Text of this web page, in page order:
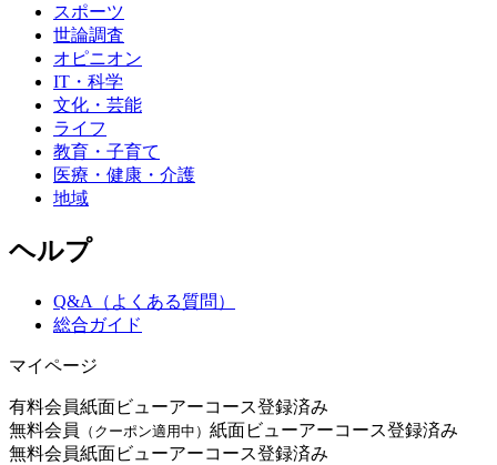
スポーツ
世論調査
オピニオン
IT・科学
文化・芸能
ライフ
教育・子育て
医療・健康・介護
地域
ヘルプ
Q&A（よくある質問）
総合ガイド
マイページ
有料会員紙面ビューアーコース登録済み
無料会員
（クーポン適用中） 紙面ビューアーコース登録済み
無料会員紙面ビューアーコース登録済み